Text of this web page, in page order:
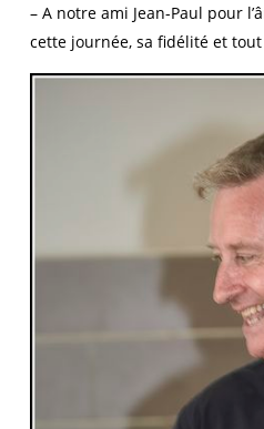
– A notre ami Jean-Paul pour
cette journée, sa fidélité et